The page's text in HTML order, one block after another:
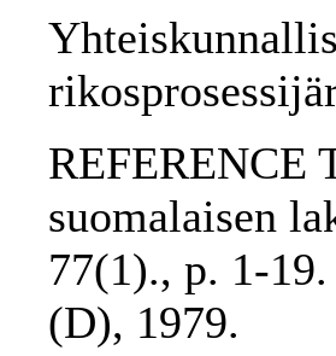
REFERENCE
suomalaisen
77(1)., p. 1-
(D), 1979.